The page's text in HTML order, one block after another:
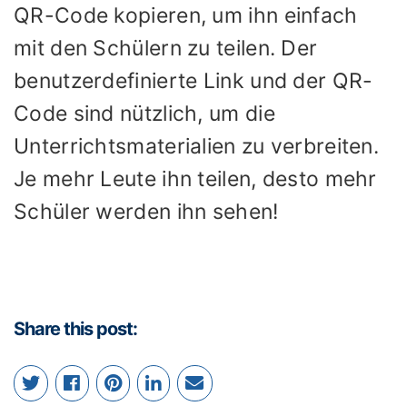
QR-Code kopieren, um ihn einfach
mit den Schülern zu teilen. Der
benutzerdefinierte Link und der QR-
Code sind nützlich, um die
Unterrichtsmaterialien zu verbreiten.
Je mehr Leute ihn teilen, desto mehr
Schüler werden ihn sehen!
Share this post: